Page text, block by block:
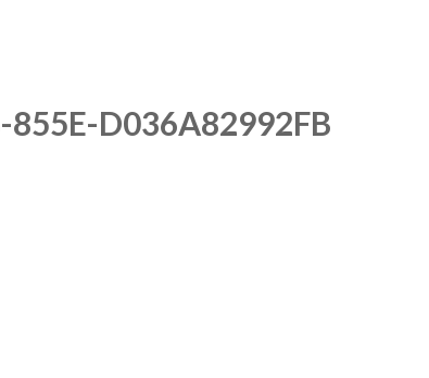
855E-D036A82992FB